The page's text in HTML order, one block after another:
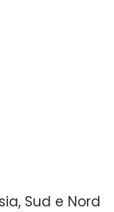
Sud e Nord